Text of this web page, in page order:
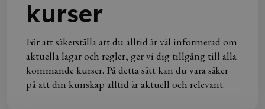
kurser
För att säkerställa att du alltid är väl informerad om
aktuella lagar och regler, ger vi dig tillgång till alla
kommande kurser. På detta sätt kan du vara säker
på att din kunskap alltid är aktuell och relevant.